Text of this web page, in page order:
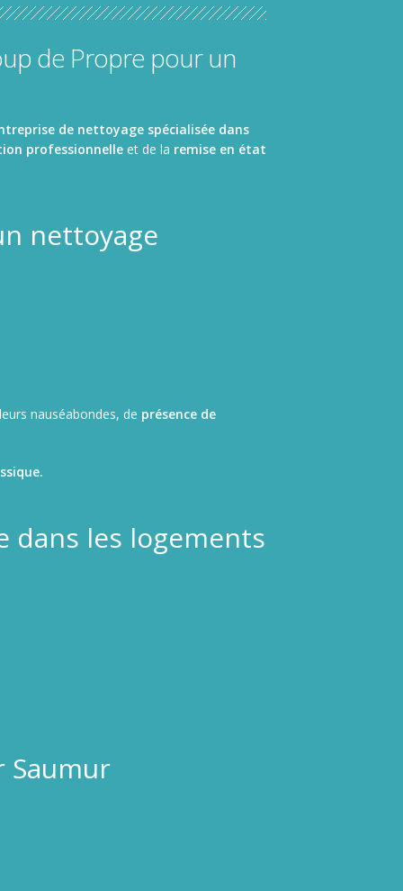
de Propre pour un
de nettoyage spécialisée dans
professionnelle et de la remise en état
nettoyage
nauséabondes, de présence de
dans les logements
Saumur